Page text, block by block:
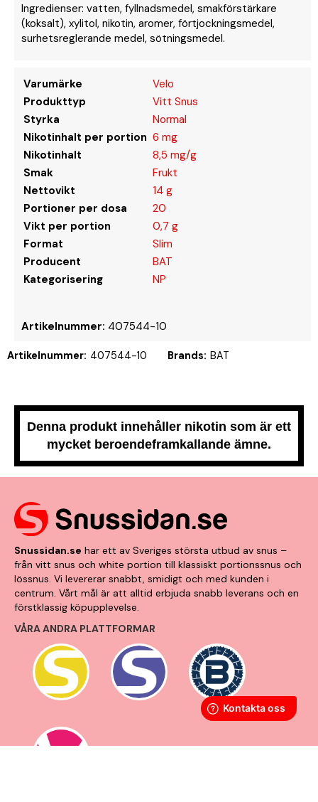
Ingredienser: vatten, fyllnadsmedel, smakförstärkare
(koksalt), xylitol, nikotin, aromer, förtjockningsmedel,
surhetsreglerande medel, sötningsmedel.
Varumärke
Velo
Produkttyp
Vitt Snus
Styrka
Normal
Nikotinhalt per portion 6 mg
Nikotinhalt
8,5 mg/g
Smak
Frukt
Nettovikt
14 g
Portioner per dosa
20
Vikt per portion
0,7 g
Format
Slim
Producent
BAT
Kategorisering
NP
Artikelnummer: 407544-10
Artikelnummer: 407544-10 Brands: BAT
Denna produkt innehåller nikotin som är ett
mycket beroendeframkallande ämne.
Snussidan.se har ett av Sveriges största utbud av snus –
från vitt snus och white portion till klassiskt portionssnus och
lössnus. Vi levererar snabbt, smidigt och med kunden i
centrum. Vårt mål är att alltid erbjuda snabb leverans och en
förstklassig köpupplevelse.
VÅRA ANDRA PLATTFORMAR